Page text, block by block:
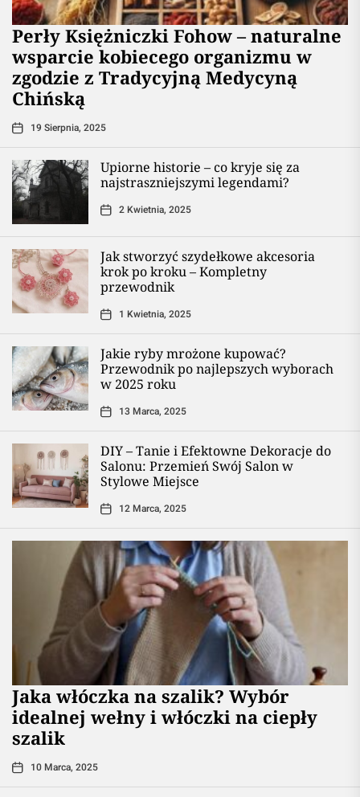
Perły Księżniczki Fohow – naturalne
wsparcie kobiecego organizmu w
zgodzie z Tradycyjną Medycyną
Chińską
19 Sierpnia, 2025
Upiorne historie – co kryje się za
najstraszniejszymi legendami?
2 Kwietnia, 2025
Jak stworzyć szydełkowe akcesoria
krok po kroku – Kompletny
przewodnik
1 Kwietnia, 2025
Jakie ryby mrożone kupować?
Przewodnik po najlepszych wyborach
w 2025 roku
13 Marca, 2025
DIY – Tanie i Efektowne Dekoracje do
Salonu: Przemień Swój Salon w
Stylowe Miejsce
12 Marca, 2025
Jaka włóczka na szalik? Wybór
idealnej wełny i włóczki na ciepły
szalik
10 Marca, 2025